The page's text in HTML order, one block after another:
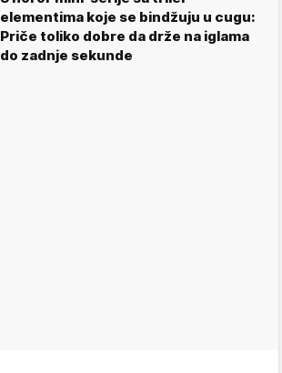
elementima koje se bindžuju u cugu:
Priče toliko dobre da drže na iglama
do zadnje sekunde